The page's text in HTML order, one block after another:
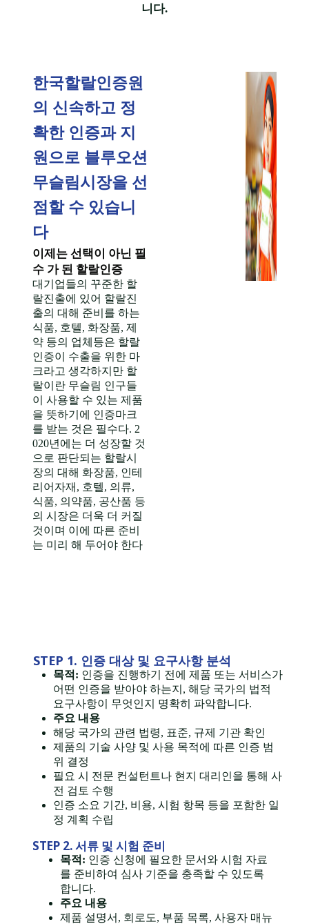
니다.
한국할랄인증원
의 신속하고 정
확한 인증과 지
원으로 블루오션
무슬림시장을 선
점할 수 있습니
다
이제는 선택이 아닌 필
수 가 된 할랄인증
대기업들의 꾸준한 할
랄진출에 있어 할랄진
출의 대해 준비를 하는
식품, 호텔, 화장품, 제
약 등의 업체등은 할랄
인증이 수출을 위한 마
크라고 생각하지만 할
랄이란 무슬림 인구들
이 사용할 수 있는 제품
을 뜻하기에 인증마크
를 받는 것은 필수다. 2
020년에는 더 성장할 것
으로 판단되는 할랄시
장의 대해 화장품, 인테
리어자재, 호텔, 의류,
식품, 의약품, 공산품 등
의 시장은 더욱 더 커질
것이며 이에 따른 준비
는 미리 해 두어야 한다
STEP 1. 인증 대상 및 요구사항 분석
목적: 인증을 진행하기 전에 제품 또는 서비스가
어떤 인증을 받아야 하는지, 해당 국가의 법적
요구사항이 무엇인지 명확히 파악합니다.
주요 내용
해당 국가의 관련 법령, 표준, 규제 기관 확인
제품의 기술 사양 및 사용 목적에 따른 인증 범
위 결정
필요 시 전문 컨설턴트나 현지 대리인을 통해 사
전 검토 수행
인증 소요 기간, 비용, 시험 항목 등을 포함한 일
정 계획 수립
STEP 2. 서류 및 시험 준비
목적: 인증 신청에 필요한 문서와 시험 자료
를 준비하여 심사 기준을 충족할 수 있도록
합니다.
주요 내용
제품 설명서, 회로도, 부품 목록, 사용자 매뉴